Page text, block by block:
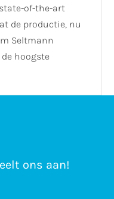
of-the-art
de productie, nu
Seltmann
hoogste
ons aan!